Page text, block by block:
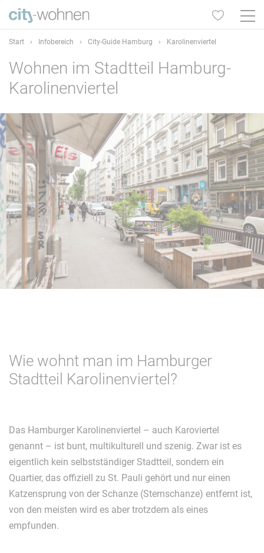
Start › Infobereich › City-Guide Hamburg › Karolinenviertel
Wohnen im Stadtteil Hamburg-
Karolinenviertel
Wie wohnt man im Hamburger
Stadtteil Karolinenviertel?
Das Hamburger Karolinenviertel – auch Karoviertel
genannt – ist bunt, multikulturell und szenig. Zwar ist es
eigentlich kein selbstständiger Stadtteil, sondern ein
Quartier, das offiziell zu St. Pauli gehört und nur einen
Katzensprung von der Schanze (Sternschanze) entfernt ist,
von den meisten wird es aber trotzdem als eines
empfunden.